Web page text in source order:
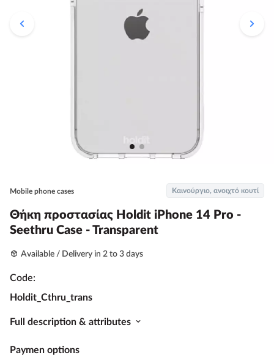
Mobile phone cases Καινούργιο, ανοιχτό κουτί
Θήκη προστασίας Holdit iPhone 14 Pro -
Seethru Case - Transparent
Available / Delivery in 2 to 3 days
Code:
Holdit_Cthru_trans
Full description & attributes
Paymen options